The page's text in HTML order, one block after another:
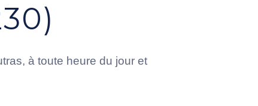
à toute heure du jour et